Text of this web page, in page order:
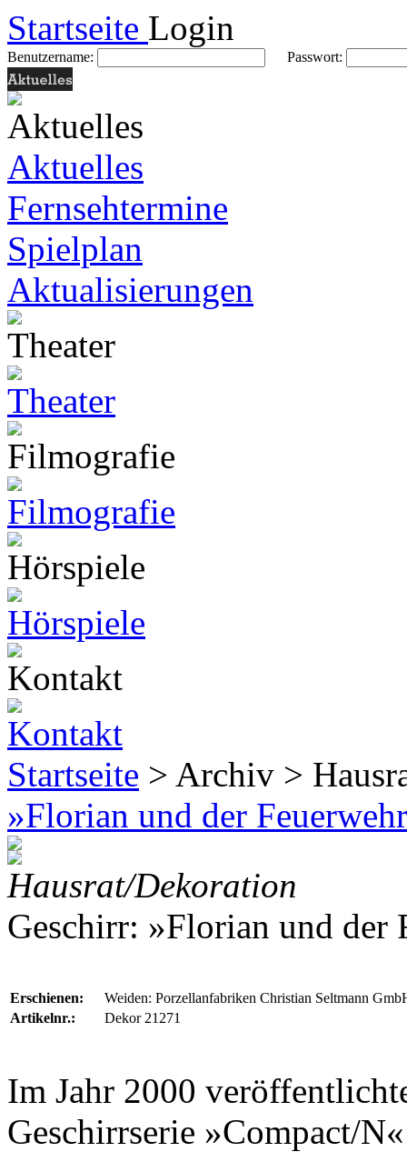
Startseite Login
Benutzername: Passwort:
Aktuelles
Fernsehtermine
Spielplan
Aktualisierungen
Startseite > Archiv >
»Florian und der
Hausrat/Dekoration
Geschirr: »Florian und der
Erschienen:
Weiden: Porzellanfabriken Christian Seltmann
Artikelnr.:
Dekor 21271
Im Jahr 2000
Geschirrserie »Compact/